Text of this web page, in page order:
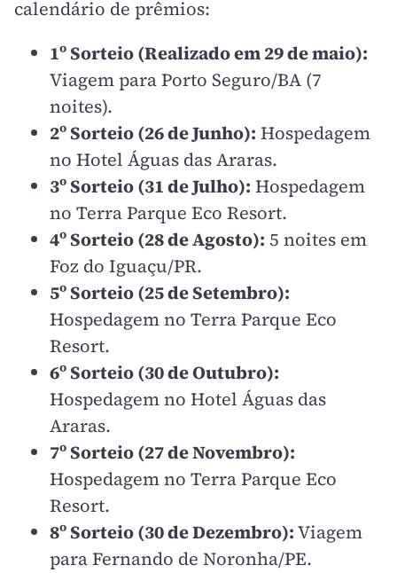
calendário de prêmios:
1º Sorteio (Realizado em 29 de maio):
Viagem para Porto Seguro/BA (7
noites).
2º Sorteio (26 de Junho): Hospedagem
no Hotel Águas das Araras.
3º Sorteio (31 de Julho): Hospedagem
no Terra Parque Eco Resort.
4º Sorteio (28 de Agosto): 5 noites em
Foz do Iguaçu/PR.
5º Sorteio (25 de Setembro):
Hospedagem no Terra Parque Eco
Resort.
6º Sorteio (30 de Outubro):
Hospedagem no Hotel Águas das
Araras.
7º Sorteio (27 de Novembro):
Hospedagem no Terra Parque Eco
Resort.
8º Sorteio (30 de Dezembro):Viagem
para Fernando de Noronha/PE.